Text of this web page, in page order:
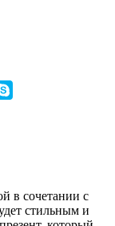
в сочетании с
стильным и